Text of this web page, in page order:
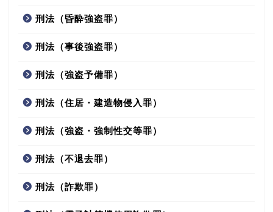
刑法（昏酔強盗罪）
刑法（事後強盗罪）
刑法（強盗予備罪）
刑法（住居・建造物侵入罪）
刑法（強盗・強制性交等罪）
刑法（不退去罪）
刑法（詐欺罪）